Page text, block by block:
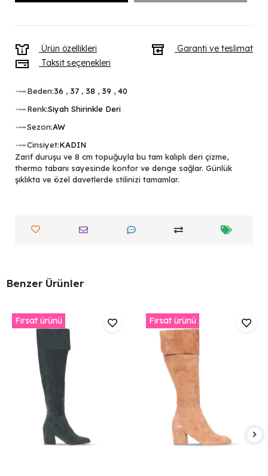
Ürün özellikleri
Garanti ve teslimat
Taksit seçenekleri
Beden:36 , 37 , 38 , 39 , 40
Renk:Siyah Shirinkle Deri
Sezon:AW
Cinsiyet:KADIN
Zarif duruşu ve 8 cm topuğuyla bu tam kalıplı deri çizme,
thermo tabanı sayesinde konfor ve denge sağlar. Günlük
şıklıkta ve özel davetlerde stilinizi tamamlar.
Benzer Ürünler
Fırsat ürünü Fırsat ürünü